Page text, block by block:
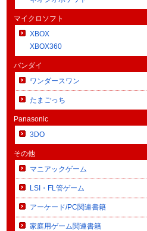
マイクロソフト
XBOX
XBOX360
バンダイ
ワンダースワン
たまごっち
Panasonic
3DO
その他
マニアックゲーム
LSI・FL管ゲーム
アーケード/PC関連書籍
家庭用ゲーム関連書籍